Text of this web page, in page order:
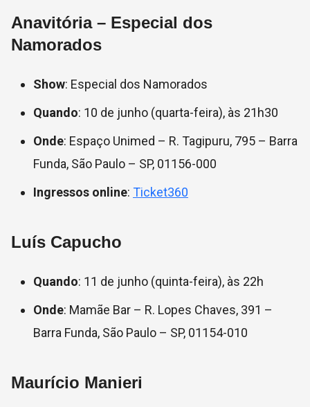
Anavitória – Especial dos
Namorados
Show: Especial dos Namorados
Quando: 10 de junho (quarta-feira), às 21h30
Onde: Espaço Unimed – R. Tagipuru, 795 – Barra
Funda, São Paulo – SP, 01156-000
Ingressos online: Ticket360
Luís Capucho
Quando: 11 de junho (quinta-feira), às 22h
Onde: Mamãe Bar – R. Lopes Chaves, 391 –
Barra Funda, São Paulo – SP, 01154-010
Maurício Manieri